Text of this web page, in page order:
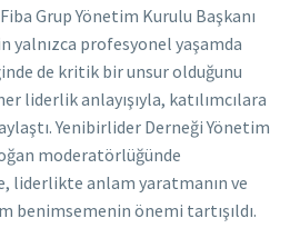
Grup Yönetim Kurulu Başkanı
yalnızca profesyonel yaşamda
de kritik bir unsur olduğunu
liderlik anlayışıyla, katılımcılara
Yenibirlider Derneği Yönetim
moderatörlüğünde
liderlikte anlam yaratmanın ve
benimsemenin önemi tartışıldı.